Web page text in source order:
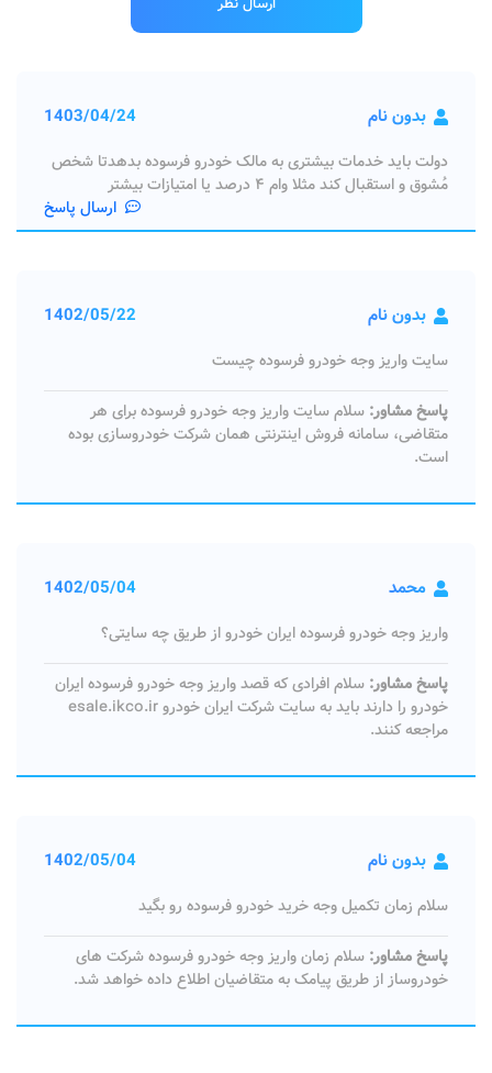
بدون نام 1403/04/24
دولت باید خدمات بیشتری به مالک خودرو فرسوده بدهدتا شخص
مُشوق و استقبال کند مثلا وام ۴ درصد یا امتیازات بیشتر
ارسال پاسخ
بدون نام 1402/05/22
سایت واریز وجه خودرو فرسوده چیست
پاسخ مشاور: سلام سایت واریز وجه خودرو فرسوده برای هر
متقاضی، سامانه فروش اینترنتی همان شرکت خودروسازی بوده
است.
محمد 1402/05/04
واریز وجه خودرو فرسوده ایران خودرو از طریق چه سایتی؟
پاسخ مشاور: سلام افرادی که قصد واریز وجه خودرو فرسوده ایران
خودرو را دارند باید به سایت شرکت ایران خودرو esale.ikco.ir
مراجعه کنند.
بدون نام 1402/05/04
سلام زمان تکمیل وجه خرید خودرو فرسوده رو بگید
پاسخ مشاور: سلام زمان واریز وجه خودرو فرسوده شرکت های
خودروساز از طریق پیامک به متقاضیان اطلاع داده خواهد شد.